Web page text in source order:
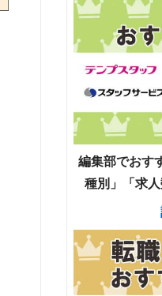
編集部でおす
種別」「求